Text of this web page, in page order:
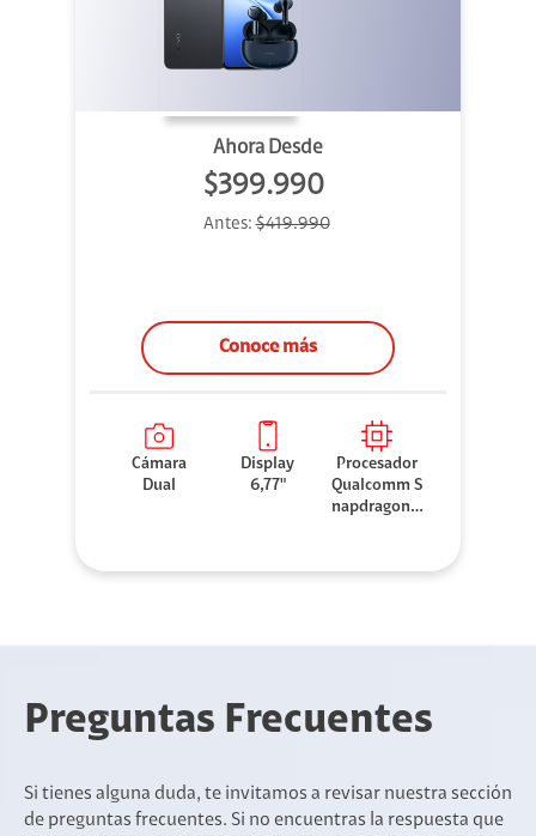
Ahora Desde
$399.990
Antes:$419.990
Conoce más
Cámara
Dual
Display
6,77"
Procesador
Qualcomm S
napdragon 7
Preguntas Frecuentes
Si tienes alguna duda, te invitamos a revisar nuestra sección
de preguntas frecuentes. Si no encuentras la respuesta que